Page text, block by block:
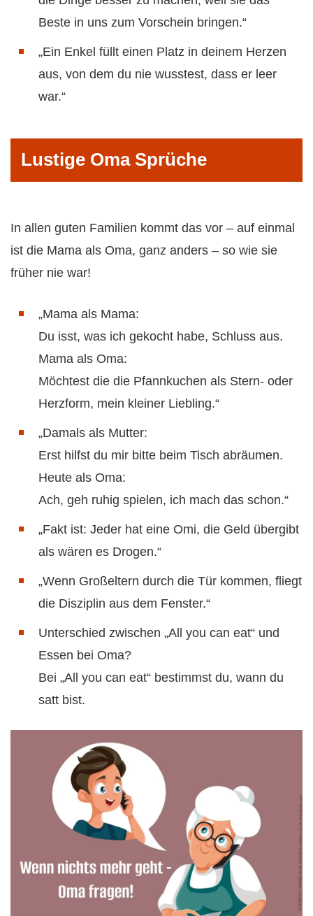
Beste in uns zum Vorschein bringen.“
„Ein Enkel füllt einen Platz in deinem Herzen
aus, von dem du nie wusstest, dass er leer
war.“
Lustige Oma Sprüche
In allen guten Familien kommt das vor – auf einmal
ist die Mama als Oma, ganz anders – so wie sie
früher nie war!
„Mama als Mama:
Du isst, was ich gekocht habe, Schluss aus.
Mama als Oma:
Möchtest die die Pfannkuchen als Stern- oder
Herzform, mein kleiner Liebling.“
„Damals als Mutter:
Erst hilfst du mir bitte beim Tisch abräumen.
Heute als Oma:
Ach, geh ruhig spielen, ich mach das schon.“
„Fakt ist: Jeder hat eine Omi, die Geld übergibt
als wären es Drogen.“
„Wenn Großeltern durch die Tür kommen, fliegt
die Disziplin aus dem Fenster.“
Unterschied zwischen „All you can eat“ und
Essen bei Oma?
Bei „All you can eat“ bestimmst du, wann du
satt bist.